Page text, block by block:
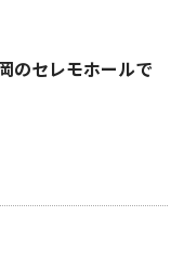
のセレモホールで